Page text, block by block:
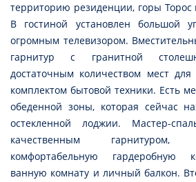
территорию резиденции, горы
В гостиной установлен большой
огромным телевизором.
гарнитур с гранитной
достаточным количеством мест
комплектом бытовой техники. Есть
обеденной зоны, которая сейчас
остекленной лоджии. Мастер-
качественным
комфортабельную гардеробную
ванную комнату и личный балкон.